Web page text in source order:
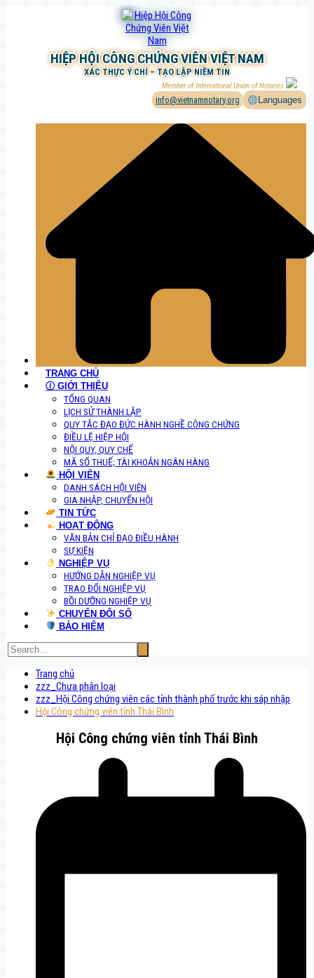
HIỆP HỘI CÔNG CHỨNG VIÊN VIỆT NAM
XÁC THỰC Ý CHÍ – TẠO LẬP NIỀM TIN
Member of International Union of Notaries
info@vietnamnotary.org Languages
TRANG CHỦ
Ⓘ GIỚI THIỆU
TỔNG QUAN
LỊCH SỬ THÀNH LẬP
QUY TẮC ĐẠO ĐỨC HÀNH NGHỀ CÔNG CHỨNG
ĐIỀU LỆ HIỆP HỘI
NỘI QUY, QUY CHẾ
MÃ SỐ THUẾ; TÀI KHOẢN NGÂN HÀNG
HỘI VIÊN
DANH SÁCH HỘI VIÊN
GIA NHẬP, CHUYỂN HỘI
TIN TỨC
HOẠT ĐỘNG
VĂN BẢN CHỈ ĐẠO ĐIỀU HÀNH
SỰ KIỆN
NGHIỆP VỤ
HƯỚNG DẪN NGHIỆP VỤ
TRAO ĐỔI NGHIỆP VỤ
BỒI DƯỠNG NGHIỆP VỤ
CHUYỂN ĐỔI SỐ
BẢO HIỂM
Trang chủ
zzz_Chưa phân loại
zzz_Hội Công chứng viên các tỉnh thành phố trước khi sáp nhập
Hội Công chứng viên tỉnh Thái Bình
Hội Công chứng viên tỉnh Thái Bình